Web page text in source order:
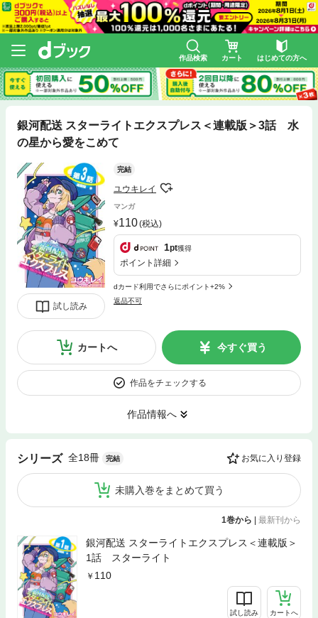
作品検索 カート はじめての方へ
銀河配送 スターライトエクスプレス＜連載版＞3話 水
の星から愛をこめて
試し読み
完結
ユウキレイ
マンガ
110(税込)
1pt獲得
ポイント詳細
dカード利用でさらにポイント+2%
返品不可
カートへ 今すぐ買う
作品をチェックする
作品情報へ
シリーズ 全18冊 完結 お気に入り登録
未購入巻をまとめて買う
1巻から | 最新刊から
銀河配送 スターライトエクスプレス＜連載版＞
1話 スターライト
110
試し読み カートへ